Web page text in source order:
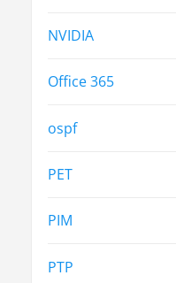
NVIDIA
Office 365
ospf
PET
PIM
PTP